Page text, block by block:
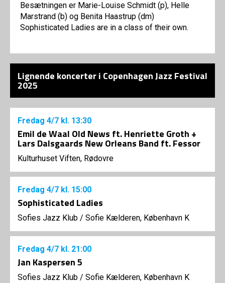
Besætningen er Marie-Louise Schmidt (p), Helle
Marstrand (b) og Benita Haastrup (dm)
Sophisticated Ladies are in a class of their own.
Lignende koncerter i Copenhagen Jazz Festival
2025
Fredag 4/7 kl. 13:30
Emil de Waal Old News ft. Henriette Groth +
Lars Dalsgaards New Orleans Band ft. Fessor
Kulturhuset Viften, Rødovre
Fredag 4/7 kl. 15:00
Sophisticated Ladies
Sofies Jazz Klub / Sofie Kælderen, København K
Fredag 4/7 kl. 21:00
Jan Kaspersen 5
Sofies Jazz Klub / Sofie Kælderen, København K